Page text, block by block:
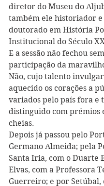
diretor do Museu do
também ele historiador
doutorado em História
Institucional do Século
E a sessão não fechou
participação da
Não, cujo talento
aquecido os corações a
variados pelo país fora e
distinguido com prémios
cheias.
Depois já passou pelo
Germano Almeida; pela
Santa Iria, com o Duarte
Elvas, com a Professora
Guerreiro; e por Setúbal,